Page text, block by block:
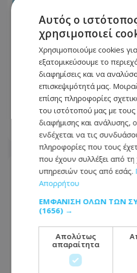
Τραγωδία στην Πάρο:
4χρονος σε πισίνα
ο μπάρμαν για να τον
08.08.2026 - 20:21
Αυτός ο
χρησιμοποιεί
Χρησιμοποιούμε cookies
εξατομικεύσουμε το
διαφημίσεις και να
επισκεψιμότητά μας.
επίσης πληροφορίες
του ιστότοπού μας με
διαφήμισης και ανάλυσης,
ενδέχεται να τις
πληροφορίες που τους
που έχουν συλλέξει από
υπηρεσιών τους από εσάς.
Απορρήτου
ΕΜΦΆΝΙΣΗ ΌΛΩΝ ΤΩΝ
(1656) →
Απολύτως
απαραίτητα